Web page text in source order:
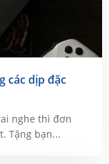
các dịp đặc
nghe thì đơn
Tặng bạn...